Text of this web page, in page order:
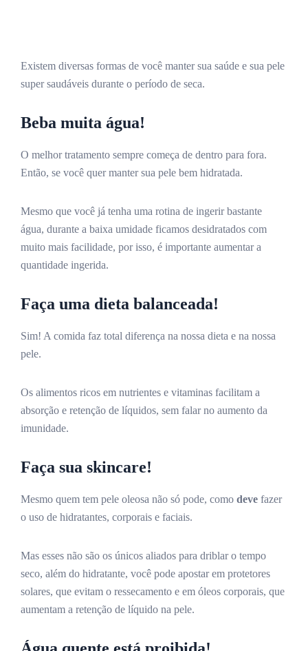
Existem diversas formas de você manter sua saúde e sua pele
super saudáveis durante o período de seca.
Beba muita água!
O melhor tratamento sempre começa de dentro para fora.
Então, se você quer manter sua pele bem hidratada.
Mesmo que você já tenha uma rotina de ingerir bastante
água, durante a baixa umidade ficamos desidratados com
muito mais facilidade, por isso, é importante aumentar a
quantidade ingerida.
Faça uma dieta balanceada!
Sim! A comida faz total diferença na nossa dieta e na nossa
pele.
Os alimentos ricos em nutrientes e vitaminas facilitam a
absorção e retenção de líquidos, sem falar no aumento da
imunidade.
Faça sua skincare!
Mesmo quem tem pele oleosa não só pode, como deve fazer
o uso de hidratantes, corporais e faciais.
Mas esses não são os únicos aliados para driblar o tempo
seco, além do hidratante, você pode apostar em protetores
solares, que evitam o ressecamento e em óleos corporais, que
aumentam a retenção de líquido na pele.